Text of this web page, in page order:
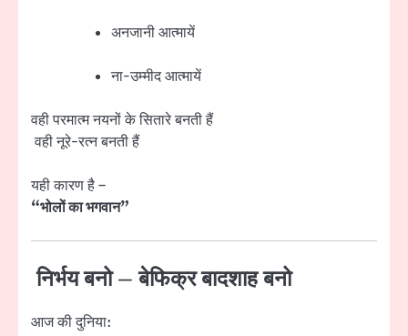
अनजानी आत्मायें
ना-उम्मीद आत्मायें
वही परमात्म नयनों के सितारे बनती हैं
वही नूरे-रत्न बनती हैं
यही कारण है –
“भोलों का भगवान”
निर्भय बनो – बेफिक्र बादशाह बनो
आज की दुनिया: